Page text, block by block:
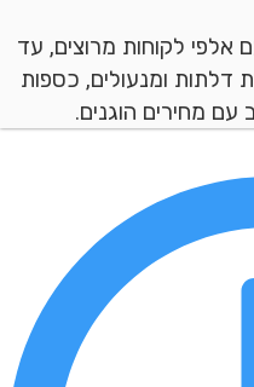
לקוחות מרוצים, עד
ומנעולים, כספות
הוגנים.